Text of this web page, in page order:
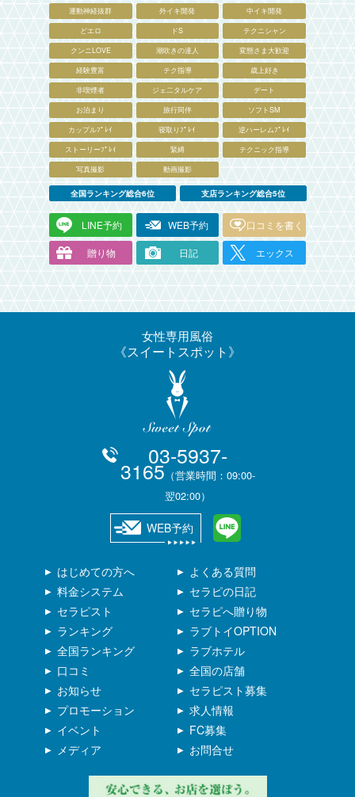
運動神経抜群
外イキ開発
中イキ開発
どエロ
ドS
テクニシャン
クンニLOVE
潮吹きの達人
変態さま大歓迎
経験豊富
テク指導
歳上好き
非喫煙者
ジェ二タルケア
デート
お泊まり
旅行同伴
ソフトSM
カップルﾌﾟﾚｲ
寝取りﾌﾟﾚｲ
逆ハーレムﾌﾟﾚｲ
ストーリーﾌﾟﾚｲ
緊縛
テクニック指導
写真撮影
動画撮影
全国ランキング総合6位 支店ランキング総合5位
LINE予約 WEB予約 口コミを書く
贈り物 日記 エックス
女性専用風俗
スイートスポット
03-5937-
3165 （営業時間：09:00-
翌02:00）
WEB予約
はじめての方へ
プロモーション
ラブホテル
料金システム
イベント
全国の店舗
セラピスト
メディア
セラピスト募集
ランキング
よくある質問
求人情報
全国ランキング
セラピの日記
FC募集
口コミ
セラピへ贈り物
お問合せ
お知らせ
ラブトイOPTION